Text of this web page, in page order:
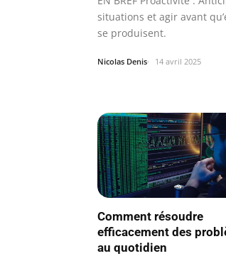
situations et agir avant
se produisent.
Nicolas Denis 14 avril 2025
Comment résoudre
efficacement des
au quotidien